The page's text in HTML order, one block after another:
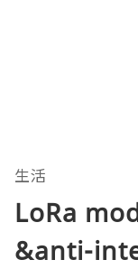
生活
LoRa
&anti-